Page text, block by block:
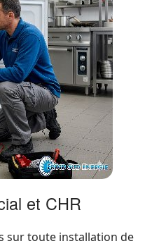
et CHR
sur toute installation de